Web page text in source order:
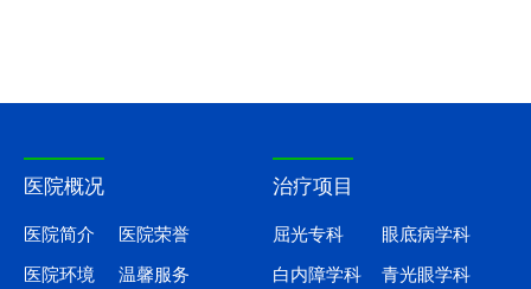
医院概况
医院简介 医院荣誉
医院环境 温馨服务
治疗项目
屈光专科 眼底病学科
白内障学科 青光眼学科